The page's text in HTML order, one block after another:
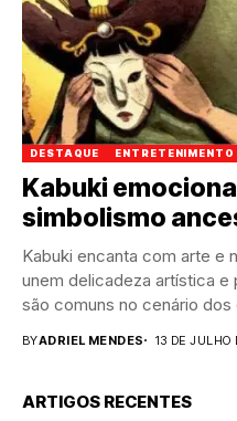
DESTAQUE ENTRETENIMENTO
Kabuki
simbolismo
Kabuki encanta com arte e
unem delicadeza artística e
são comuns no cenário dos
BYADRIEL MENDES 13 DE JULHO
ARTIGOS RECENTES